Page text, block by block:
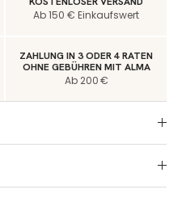
Ab 150 € Einkaufswert
ZAHLUNG IN 3 ODER 4 RATEN
OHNE GEBÜHREN MIT ALMA
Ab 200 €